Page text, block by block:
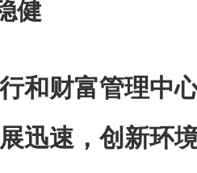
健
和财富管理中
迅速，创新环